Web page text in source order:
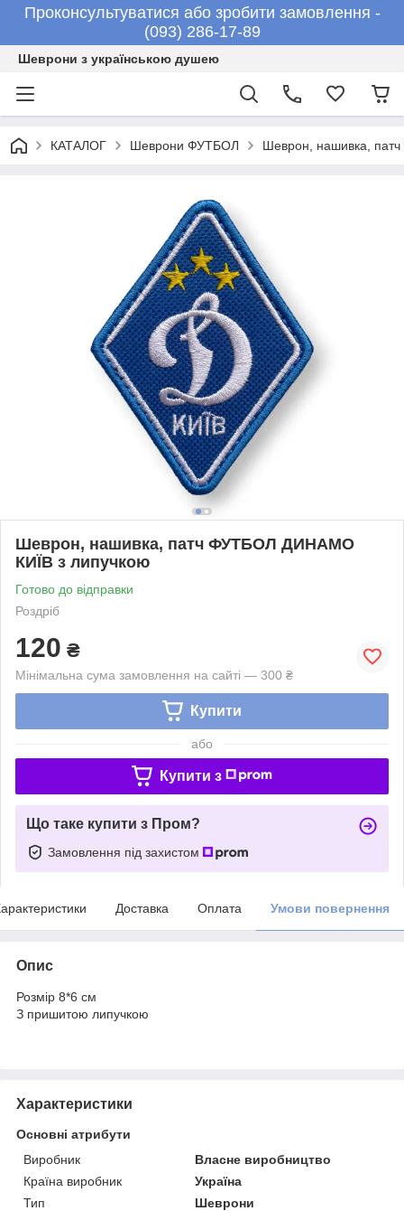
Проконсультуватися або зробити замовлення -
(093) 286-17-89
Шеврони з українською душею
КАТАЛОГ Шеврони ФУТБОЛ Шеврон, нашивка,
Шеврон, нашивка, патч ФУТБОЛ ДИНАМО
КИЇВ з липучкою
Готово до відправки
Роздріб
120 ₴
Мінімальна сума замовлення на сайті — 300 ₴
Купити
або
Купити з
Що таке купити з Пром?
Замовлення під захистом
Доставка Оплата Умови повернення
Опис
Розмір 8*6 см
З пришитою липучкою
Характеристики
Основні атрибути
Виробник
Власне виробництво
Країна виробник
Україна
Тип
Шеврони